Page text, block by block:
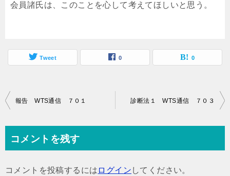
会員諸氏は、このことを心して考えてほしいと思う。
Tweet 0 0
投
ビ
報告 WTS通信 ７０１ 診断法１ WTS通信 ７０３
コメントを残す
コメントを投稿するには ログイン してください。